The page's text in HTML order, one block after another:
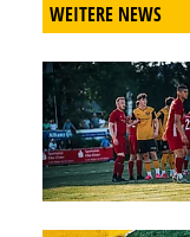
WEITERE NEWS